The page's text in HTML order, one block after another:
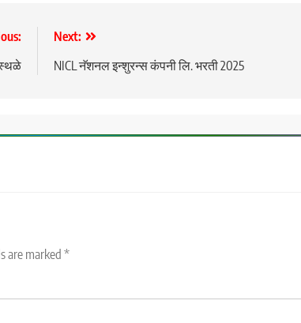
स्थळे
Next:
NICL नॅशनल इन्शुरन्स कंपनी लि. भरती 2025
are marked *